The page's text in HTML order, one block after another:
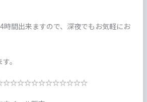
時間出来ますので、深夜でもお気軽にお
。